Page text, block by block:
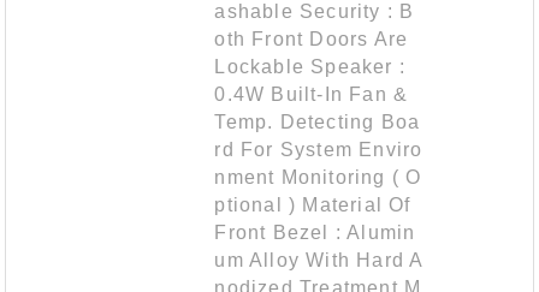
ashable Security : B
oth Front Doors Are
Lockable Speaker :
0.4W Built-In Fan &
Temp. Detecting Boa
rd For System Enviro
nment Monitoring ( O
ptional ) Material Of
Front Bezel : Alumin
um Alloy With Hard A